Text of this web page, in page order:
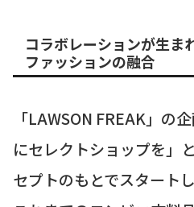
コラボレーションが生ま
ファッションの融合
「LAWSON FREAK」の
にセレクトショップを」
セプトのもとでスタートし